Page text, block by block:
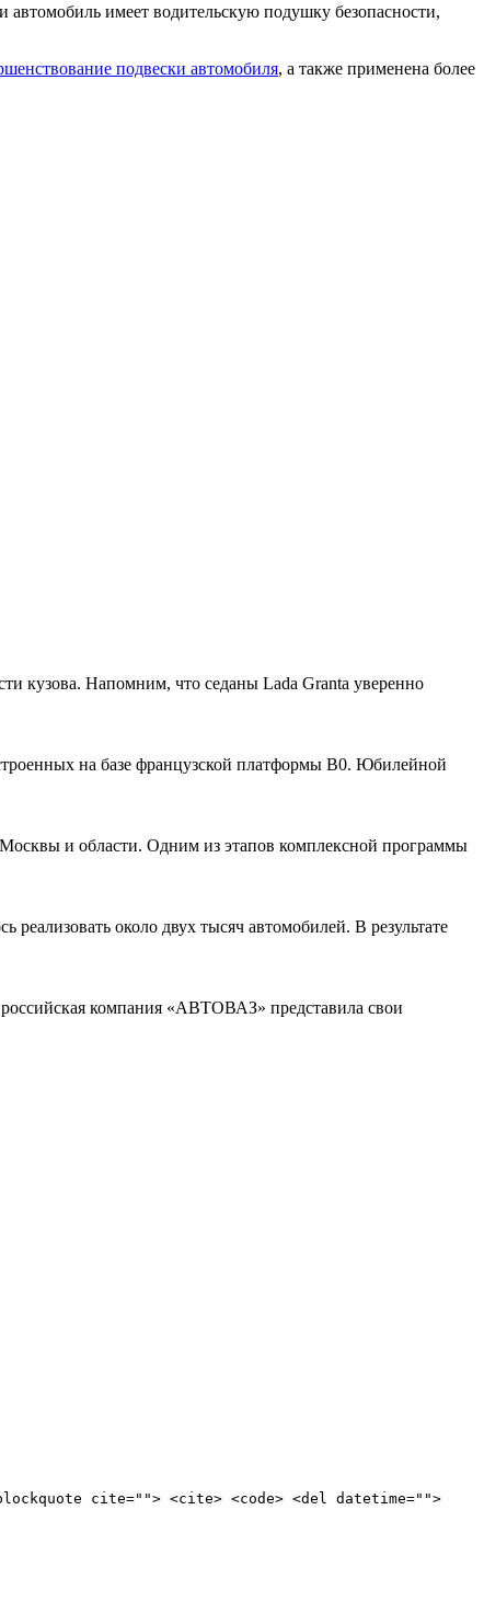
имеет водительскую подушку безопасности,
подвески автомобиля, а также применена более
кузова. Напомним, что седаны Lada Granta уверенно
на базе французской платформы В0. Юбилейной
и области. Одним из этапов комплексной программы
около двух тысяч автомобилей. В результате
компания «АВТОВАЗ» представила свои
cite=""> <cite> <code> <del datetime="">